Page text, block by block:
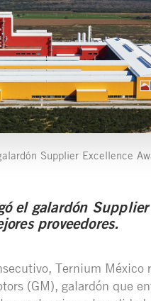
Supplier Excellence
el galardón
proveedores.
Ternium
(GM), galardón que